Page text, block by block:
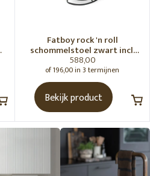
Fatboy rock 'n roll
schommelstoel zwart incl.
original Outdoor zitzak
Stripe Cacao
588,00
of 196,00 in 3 termijnen
Bekijk product